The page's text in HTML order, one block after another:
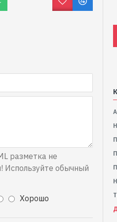
разметка не
Используйте обычный
Хорошо